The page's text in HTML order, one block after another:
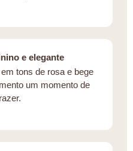
e elegante
tons de rosa e bege
um momento de